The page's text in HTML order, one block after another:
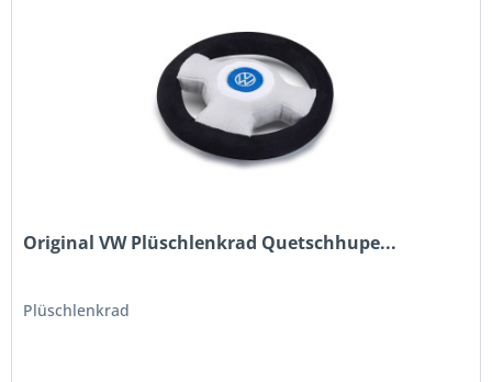
Original VW Plüschlenkrad Quetschhupe...
Plüschlenkrad